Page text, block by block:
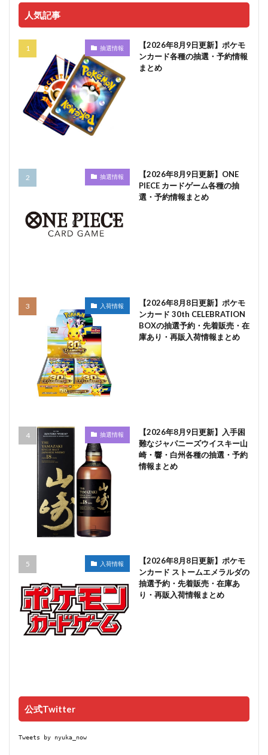
人気記事
抽選情報
【2026年8月9日更新】ポケモ
ンカード各種の抽選・予約情報
まとめ
抽選情報
【2026年8月9日更新】ONE
PIECE カードゲーム各種の抽
選・予約情報まとめ
入荷情報
【2026年8月8日更新】ポケモ
ンカード 30th CELEBRATION
BOXの抽選予約・先着販売・在
庫あり・再販入荷情報まとめ
抽選情報
【2026年8月9日更新】入手困
難なジャパニーズウイスキー山
崎・響・白州各種の抽選・予約
情報まとめ
入荷情報
【2026年8月8日更新】ポケモ
ンカード ストームエメラルダの
抽選予約・先着販売・在庫あ
り・再販入荷情報まとめ
公式Twitter
Tweets by nyuka_now